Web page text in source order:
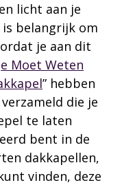
licht aan je
belangrijk om
je aan dit
Moet Weten
” hebben
die je
te laten
bent in de
dakkapellen,
vinden, deze